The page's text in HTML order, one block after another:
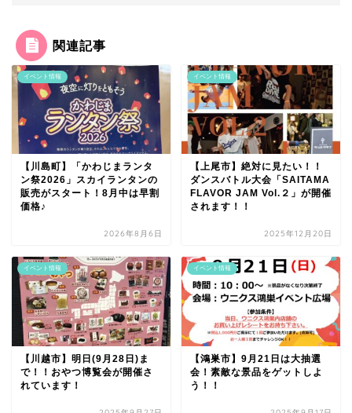
関連記事
イベント情報
【川島町】「かわじまランタ
ン祭2026」スカイランタンの
販売がスタート！8月中は早割
価格♪
2026年8月6日
イベント情報
【上尾市】絶対に見たい！！
ダンスバトル大会「SAITAMA
FLAVOR JAM Vol.２」が開催
されます！！
2025年12月20日
イベント情報
【川越市】明日(9月28日)ま
で！！おやつ博覧会が開催さ
れています！
イベント情報
【鴻巣市】9月21日は大抽選
会！素敵な景品をゲットしよ
う！！